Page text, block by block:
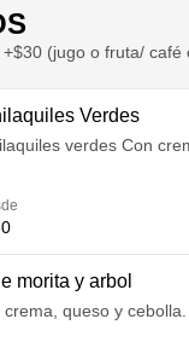
(jugo o fruta/ café
Verdes
verdes Con
morita y arbol
queso y